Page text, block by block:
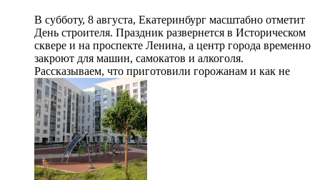
В субботу, 8 августа, Екатеринбург масштабно отметит
День строителя. Праздник развернется в Историческом
сквере и на проспекте Ленина, а центр города временно
закроют для машин, самокатов и алкоголя.
Рассказываем, что приготовили горожанам и как не